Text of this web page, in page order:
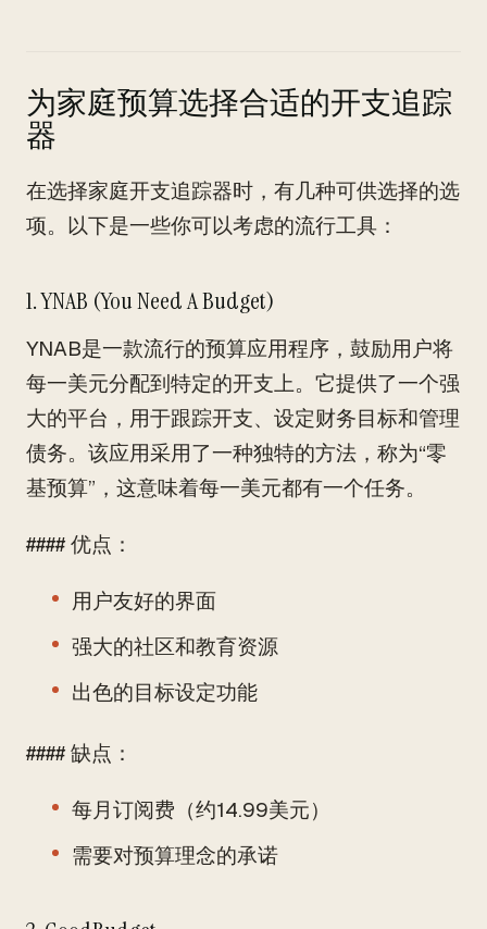
为家庭预算选择合适的开支追踪
器
在选择家庭开支追踪器时，有几种可供选择的选
项。以下是一些你可以考虑的流行工具：
1. YNAB (You Need A Budget)
YNAB是一款流行的预算应用程序，鼓励用户将
每一美元分配到特定的开支上。它提供了一个强
大的平台，用于跟踪开支、设定财务目标和管理
债务。该应用采用了一种独特的方法，称为“零
基预算”，这意味着每一美元都有一个任务。
#### 优点：
用户友好的界面
强大的社区和教育资源
出色的目标设定功能
#### 缺点：
每月订阅费（约14.99美元）
需要对预算理念的承诺